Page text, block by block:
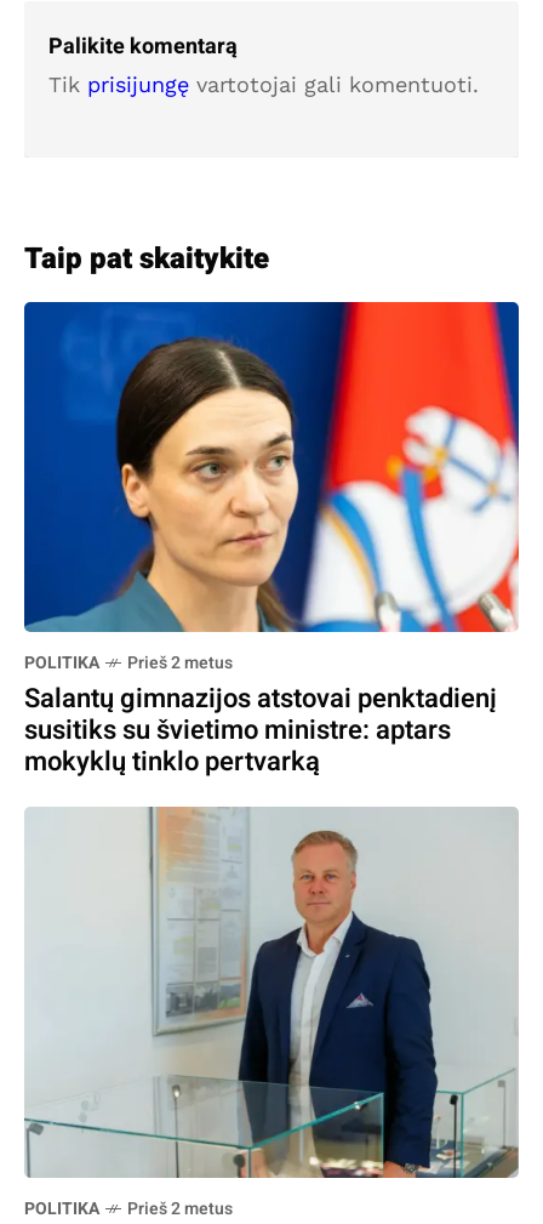
Palikite komentarą
Tik prisijungę vartotojai gali komentuoti.
Taip pat skaitykite
POLITIKA Prieš 2 metus
Salantų gimnazijos atstovai penktadienį
susitiks su švietimo ministre: aptars
mokyklų tinklo pertvarką
POLITIKA Prieš 2 metus